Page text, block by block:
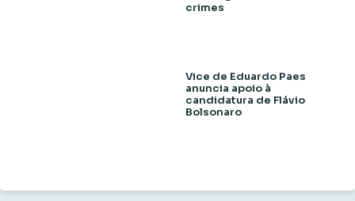
crimes
Vice de Eduardo Paes
anuncia apoio à
candidatura de Flávio
Bolsonaro